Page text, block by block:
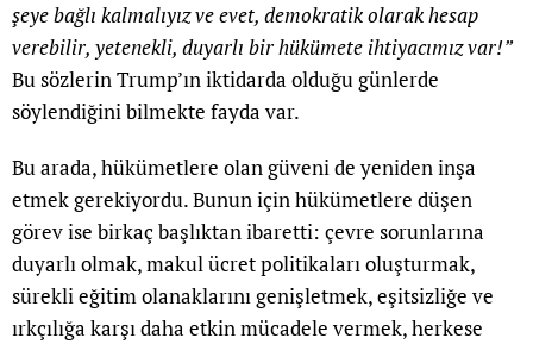
şeye bağlı kalmalıyız ve evet, demokratik olarak hesap
verebilir, yetenekli, duyarlı bir hükümete ihtiyacımız var!”
Bu sözlerin Trump’ın iktidarda olduğu günlerde
söylendiğini bilmekte fayda var.
Bu arada, hükümetlere olan güveni de yeniden inşa
etmek gerekiyordu. Bunun için hükümetlere düşen
görev ise birkaç başlıktan ibaretti: çevre sorunlarına
duyarlı olmak, makul ücret politikaları oluşturmak,
sürekli eğitim olanaklarını genişletmek, eşitsizliğe ve
ırkçılığa karşı daha etkin mücadele vermek, herkese